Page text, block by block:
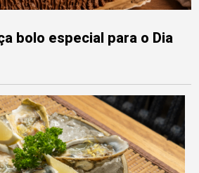
bolo especial para o Dia